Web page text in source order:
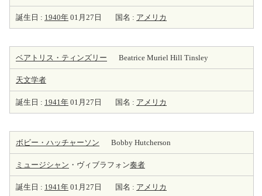
誕生日 : 1940年 01月27日 国名 : アメリカ
ベアトリス・ティンズリー Beatrice Muriel Hill Tinsley
天文学者
誕生日 : 1941年 01月27日 国名 : アメリカ
ボビー・ハッチャーソン Bobby Hutcherson
ミュージシャン ・ヴィブラフォン奏者
誕生日 : 1941年 01月27日 国名 : アメリカ